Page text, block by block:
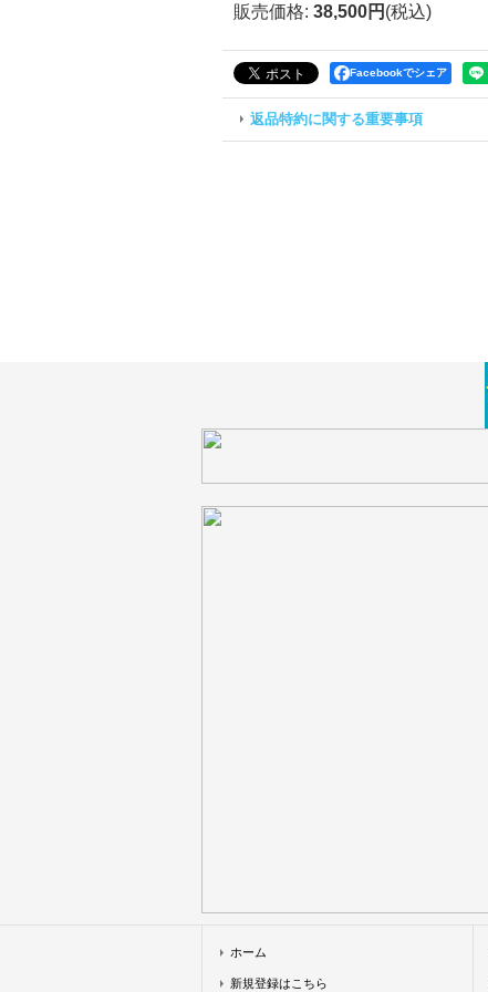
販売価格: 38,500円 (税込)
Facebookでシェア
返品特約に関する重要事項
ホーム
新規登録はこちら